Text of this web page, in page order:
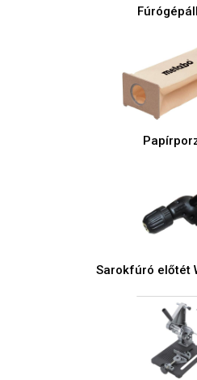
Sarokfúró előtét